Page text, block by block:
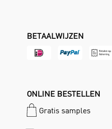
BETAALWIJZEN
ONLINE BESTELLEN
Gratis samples